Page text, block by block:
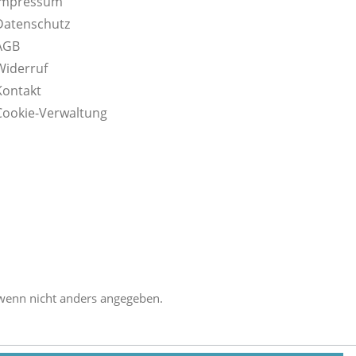
Verwaltung
nicht anders angegeben.